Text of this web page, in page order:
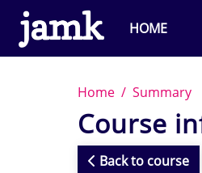
Skip to main content
HOME
Home Summary
Course
Back to course